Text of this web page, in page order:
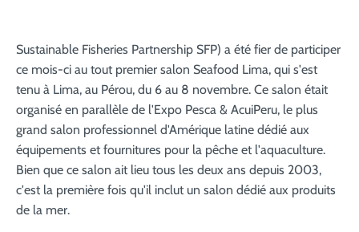
Sustainable Fisheries Partnership SFP) a été fier de participer
ce mois-ci au tout premier salon Seafood Lima, qui s'est
tenu à Lima, au Pérou, du 6 au 8 novembre. Ce salon était
organisé en parallèle de l'Expo Pesca & AcuiPeru, le plus
grand salon professionnel d'Amérique latine dédié aux
équipements et fournitures pour la pêche et l'aquaculture.
Bien que ce salon ait lieu tous les deux ans depuis 2003,
c'est la première fois qu'il inclut un salon dédié aux produits
de la mer.